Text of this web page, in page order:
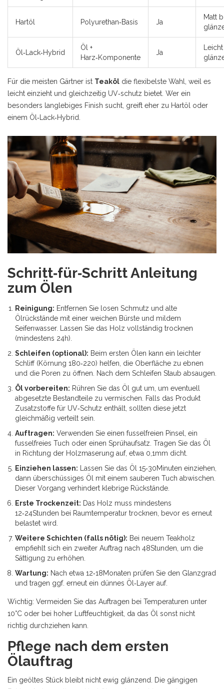
Hartöl Polyurethan‑Basis Ja
Matt
Öl‑Lack‑Hybrid
Öl +
Harz‑Komponente
Ja
Leicht
Für die meisten Gärtner ist Teaköl die flexibelste Wahl, weil es
leicht einzieht und gleichzeitig UV‑schutz bietet . Wer ein
besonders langlebiges Finish sucht, greift eher zu Hartöl oder
einem Öl‑Lack‑Hybrid.
Schritt‑für‑Schritt Anleitung
zum Ölen
Reinigung: Entfernen Sie losen Schmutz und alte
Ölrückstände mit einer weichen Bürste und mildem
Seifenwasser. Lassen Sie das Holz vollständig trocknen
(mindestens 24h).
Schleifen (optional): Beim ersten Ölen kann ein leichter
Schliff (Körnung 180‑220) helfen, die Oberfläche zu ebnen
und die Poren zu öffnen. Nach dem Schleifen Staub absaugen.
Öl vorbereiten: Rühren Sie das Öl gut um, um eventuell
abgesetzte Bestandteile zu vermischen. Falls das Produkt
Zusatzstoffe für UV‑Schutz enthält, sollten diese jetzt
gleichmäßig verteilt sein.
Auftragen: Verwenden Sie einen fusselfreien Pinsel, ein
fusselfreies Tuch oder einen Sprühaufsatz. Tragen Sie das Öl
in Richtung der Holzmaserung auf, etwa 0,1mm dicht.
Einziehen lassen: Lassen Sie das Öl 15‑30Minuten einziehen,
dann überschüssiges Öl mit einem sauberen Tuch abwischen.
Dieser Vorgang verhindert klebrige Rückstände.
Erste Trockenzeit: Das Holz muss mindestens
12‑24Stunden bei Raumtemperatur trocknen, bevor es erneut
belastet wird.
Weitere Schichten (falls nötig): Bei neuem Teakholz
empfiehlt sich ein zweiter Auftrag nach 48Stunden, um die
Sättigung zu erhöhen.
Wartung: Nach etwa 12‑18Monaten prüfen Sie den Glanzgrad
und tragen ggf. erneut ein dünnes Öl‑Layer auf.
Wichtig: Vermeiden Sie das Auftragen bei Temperaturen unter
10°C oder bei hoher Luftfeuchtigkeit, da das Öl sonst nicht
richtig durchziehen kann.
Pflege nach dem ersten
Ölauftrag
Ein geöltes Stück bleibt nicht ewig glänzend. Die gängigen